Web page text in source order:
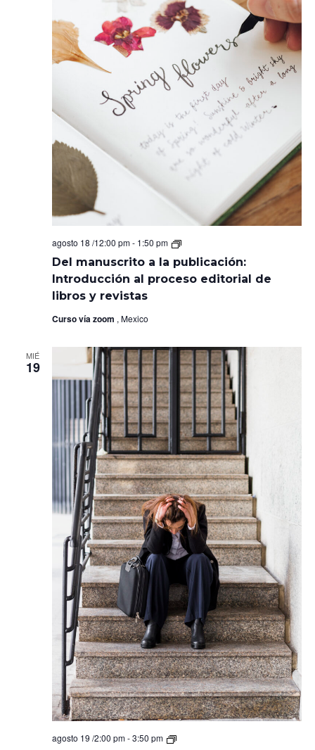
Del manuscrito a la publicación:
Introducción al proceso editorial de
libros y revistas
agosto 18 /12:00 pm- 1:50 pm
Del
a
la
publicación:
libros
y
revistas
Curso vía zoom , Mexico
MIÉ
19
agosto 19 /2:00 pm-3:50 pm
Del